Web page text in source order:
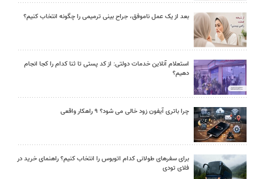
بعد از یک عمل ناموفق، جراح بینی ترمیمی را چگونه انتخاب کنیم؟
استعلام آنلاین خدمات دولتی: از کد پستی تا ثنا کدام را کجا انجام
دهیم؟
چرا باتری آیفون زود خالی می شود؟ ۹ راهکار واقعی
برای سفرهای طولانی کدام اتوبوس را انتخاب کنیم؟ راهنمای خرید در
فلای تودی